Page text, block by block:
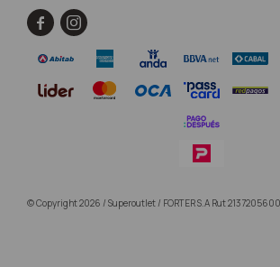
 
© Copyright 2026 / Superoutlet / FORTER S.A Rut